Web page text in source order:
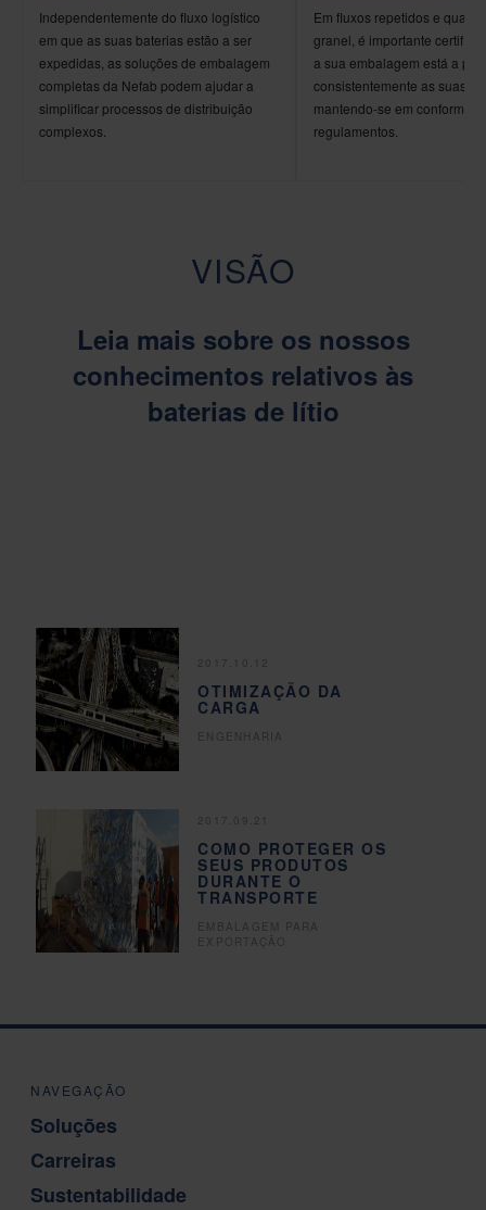
Independentemente do fluxo logístico
em que as suas baterias estão a ser
expedidas, as soluções de embalagem
completas da Nefab podem ajudar a
simplificar processos de distribuição
complexos.
Em fluxos repetidos e
granel, é importante
a sua embalagem está a
consistentemente as suas
mantendo-se em
regulamentos.
VISÃO
Leia mais sobre os nossos
conhecimentos relativos às
baterias de lítio
OTIMIZAÇÃO DA
CARGA
2017.10.12
ENGENHARIA
COMO PROTEGER OS
SEUS PRODUTOS
DURANTE O
TRANSPORTE
2017.09.21
EMBALAGEM PARA
EXPORTAÇÃO
NAVEGAÇÃO
Soluções
Carreiras
Sustentabilidade